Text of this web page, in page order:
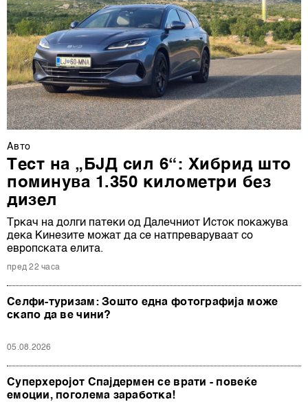
Авто
Тест на „БЈД сил 6“: Хибрид што
поминува 1.350 километри без
дизел
Тркач на долги патеки од Далечниот Исток покажува
дека Кинезите можат да се натпреваруваат со
европската елита.
пред 22 часа
Селфи-туризам: Зошто една фотографија може
скапо да ве чини?
05.08.2026
Суперхеројот Спајдермен се врати - повеќе
емоции, поголема заработка!